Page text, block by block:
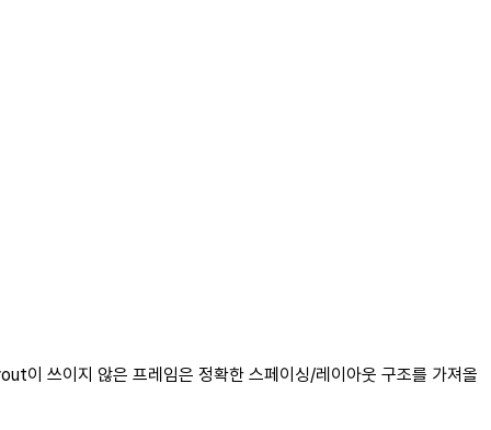
쓰이지 않은 프레임은 정확한 스페이싱/레이아웃 구조를 가져올